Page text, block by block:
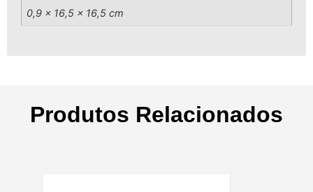
0,9 × 16,5 × 16,5 cm
Produtos Relacionados